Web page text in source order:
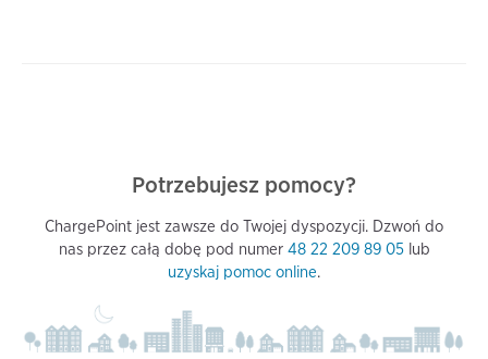
Potrzebujesz pomocy?
ChargePoint jest zawsze do Twojej dyspozycji. Dzwoń do
nas przez całą dobę pod numer 48 22 209 89 05lub
uzyskaj pomoc online.